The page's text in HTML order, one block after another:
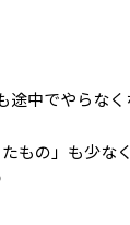
中でやらな
もの」も少な